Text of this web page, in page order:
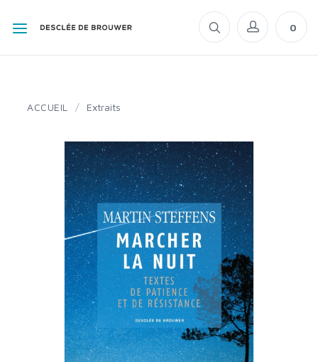
0
ACCUEIL / Extraits